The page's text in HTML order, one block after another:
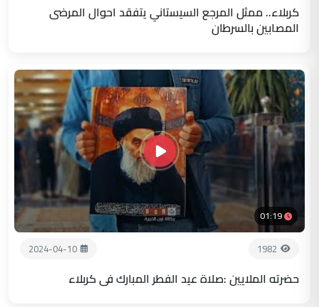
كربلاء.. ممثل المرجع السيستاني يتفقد احوال المرضى
المصابين بالسرطان
01:19
1982
2024-04-10
حضرته الملايين :صلاة عيد الفطر المبارك في كربلاء